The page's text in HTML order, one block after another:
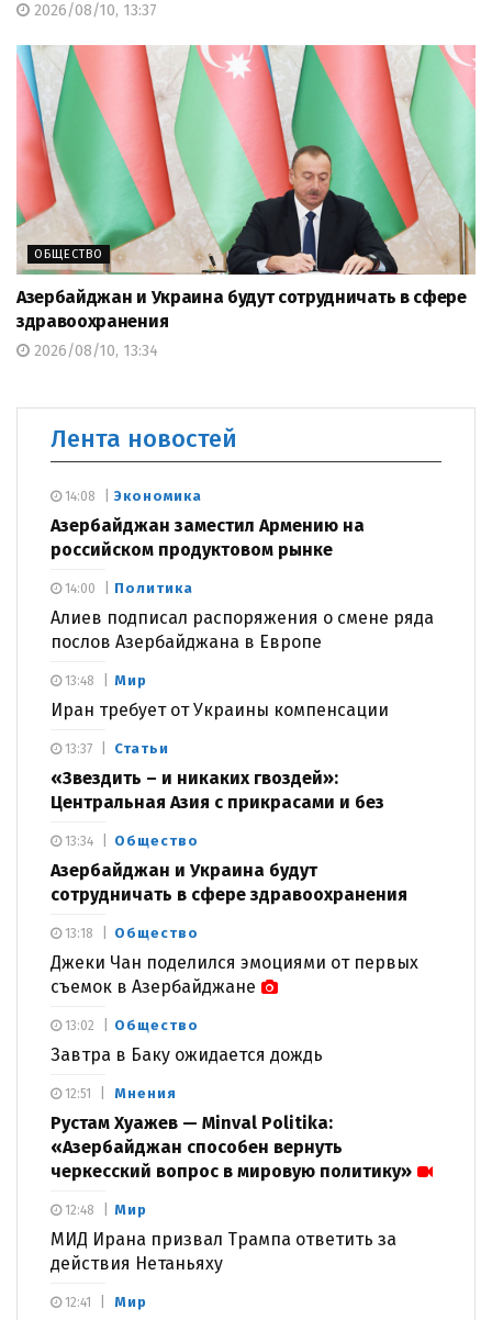
2026/08/10, 13:37
ОБЩЕСТВО
Азербайджан и Украина будут сотрудничать в сфере
здравоохранения
2026/08/10, 13:34
Лента новостей
Экономика
Азербайджан заместил Армению на
российском продуктовом рынке
14:08
Политика
Алиев подписал распоряжения о смене ряда
послов Азербайджана в Европе
14:00
Мир
Иран требует от Украины компенсации
13:48
Статьи
«Звездить – и никаких гвоздей»:
Центральная Азия с прикрасами и без
13:37
Общество
Азербайджан и Украина будут
сотрудничать в сфере здравоохранения
13:34
Общество
Джеки Чан поделился эмоциями от первых
съемок в Азербайджане
13:18
Общество
Завтра в Баку ожидается дождь
13:02
Мнения
Рустам Хуажев — Minval Politika:
«Азербайджан способен вернуть
черкесский вопрос в мировую политику»
12:51
Мир
МИД Ирана призвал Трампа ответить за
действия Нетаньяху
12:48
Мир
12:41